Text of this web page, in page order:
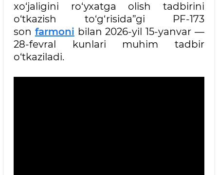
xo‘jaligini ro‘yxatga olish tadbirini
o‘tkazish to‘g‘risida”gi PF-173
son farmoni bilan 2026-yil 15-yanvar —
28-fevral kunlari muhim tadbir
o‘tkaziladi.